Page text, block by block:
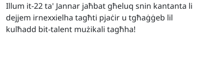
Illum it-22 ta' Jannar jaħbat għeluq snin kantanta li
dejjem irnexxielha tagħti pjaċir u tgħaġġeb lil
kulħadd bit-talent mużikali tagħha!